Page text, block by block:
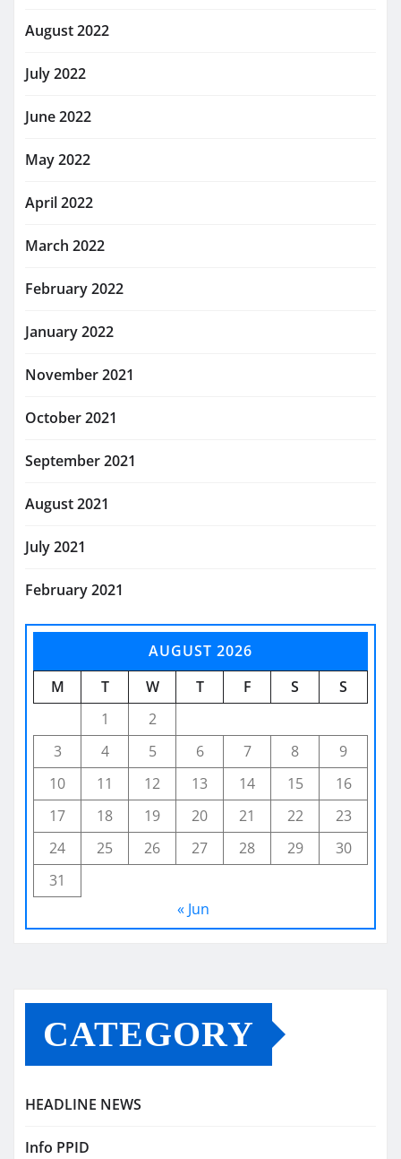
August 2022
July 2022
June 2022
May 2022
April 2022
March 2022
February 2022
January 2022
November 2021
October 2021
September 2021
August 2021
July 2021
February 2021
AUGUST 2026
M
T W T F S
S
1
2
3
4 5 6 7 8
9
10
11 12 13 14 15
16
17
18 19 20 21 22
23
24
25 26 27 28 29
30
31
« Jun
CATEGORY
HEADLINE NEWS
Info PPID